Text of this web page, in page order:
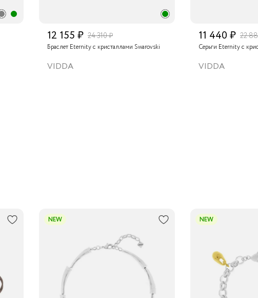
12 155 ₽ 24 310 ₽
Браслет Eternity с кристаллами Swarovski
VIDDA
11 440 ₽ 22
Серьги Eternity с
VIDDA
NEW NEW